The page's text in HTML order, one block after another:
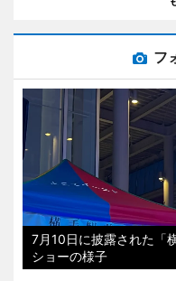
フ
7月10日に披露された「
ショーの様子